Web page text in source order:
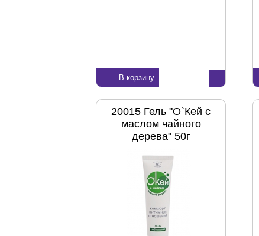
В корзину
20015 Гель "О`Кей с
маслом чайного
дерева" 50г